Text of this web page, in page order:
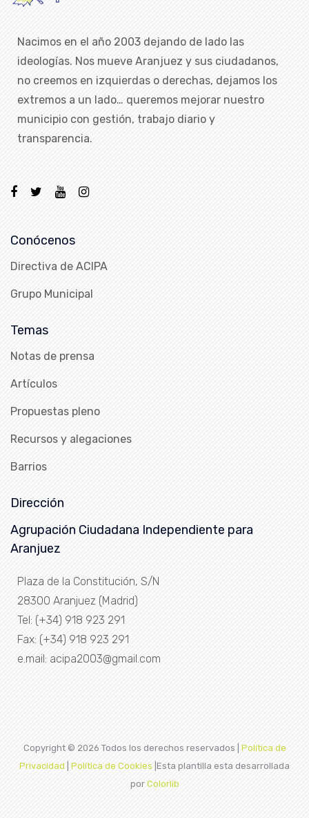
Nacimos en el año 2003 dejando de lado las
ideologías. Nos mueve Aranjuez y sus ciudadanos,
no creemos en izquierdas o derechas, dejamos los
extremos a un lado… queremos mejorar nuestro
municipio con gestión, trabajo diario y
transparencia.
Conócenos
Directiva de ACIPA
Grupo Municipal
Temas
Notas de prensa
Artículos
Propuestas pleno
Recursos y alegaciones
Barrios
Dirección
Agrupación Ciudadana Independiente para
Aranjuez
Plaza de la Constitución, S/N
28300 Aranjuez (Madrid)
Tel: (+34) 918 923 291
Fax: (+34) 918 923 291
e.mail: acipa2003@gmail.com
Copyright © 2026 Todos los derechos reservados | Política de
Privacidad
Política de Cookies |Esta plantilla esta desarrollada
por Colorlib